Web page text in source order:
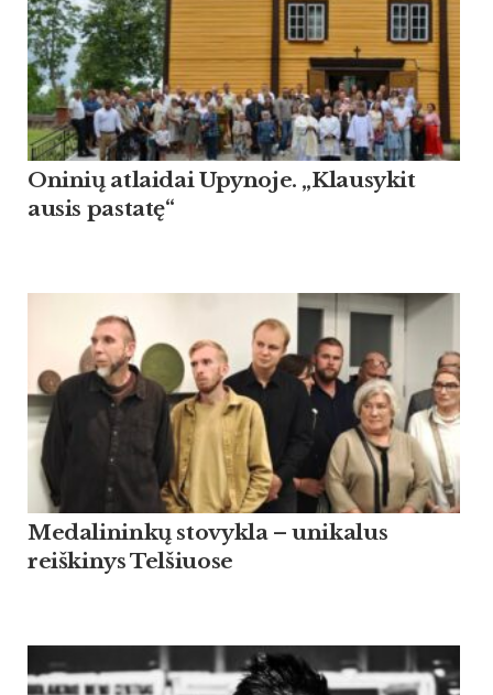
Oninių atlaidai Upynoje. „Klausykit
ausis pastatę“
Medalininkų stovykla – unikalus
reiškinys Telšiuose